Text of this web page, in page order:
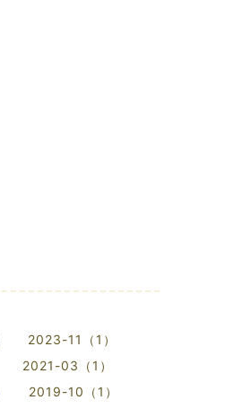
2023-11（1）
2021-03（1）
2019-10（1）